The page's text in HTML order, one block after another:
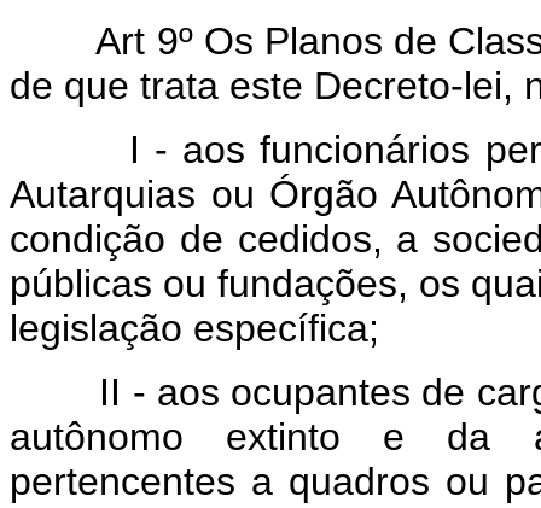
Art 9º Os Planos de
de que trata este Decreto-lei,
I - aos funcionários
Autarquias ou Órgão
condição de cedidos, a
públicas ou fundações, os
legislação específica;
II - aos ocupantes de
autônomo extinto e da
pertencentes a quadros ou